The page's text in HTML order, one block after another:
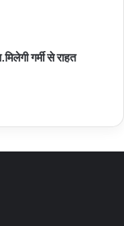
गर्मी से राहत